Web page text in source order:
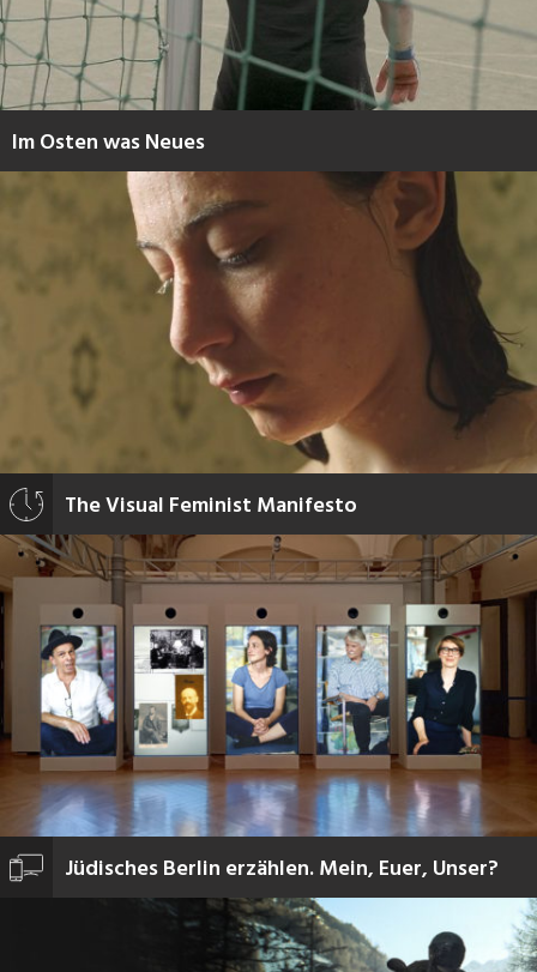
Im Osten was Neues
The Visual Feminist Manifesto
Jüdisches Berlin erzählen. Mein, Euer, Unser?